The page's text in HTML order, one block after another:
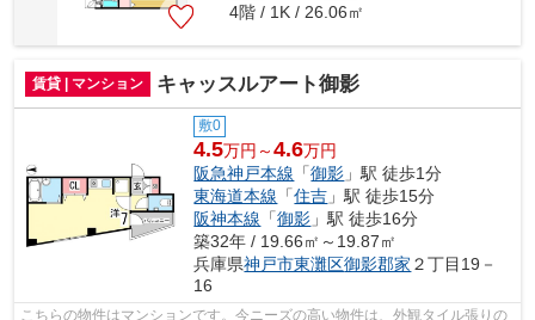
4階 / 1K / 26.06㎡
賃貸 | マンション キャッスルアート御影
敷0
4.5万円～4.6万円
阪急神戸本線 「御影 」駅 徒歩1分
東海道本線 「住吉 」駅 徒歩15分
阪神本線 「御影 」駅 徒歩16分
築32年 / 19.66㎡～19.87㎡
兵庫県神戸市東灘区御影郡家 ２丁目19－
16
こちらの物件はマンションです。今ニーズの高い物件は、外観タイル張りの